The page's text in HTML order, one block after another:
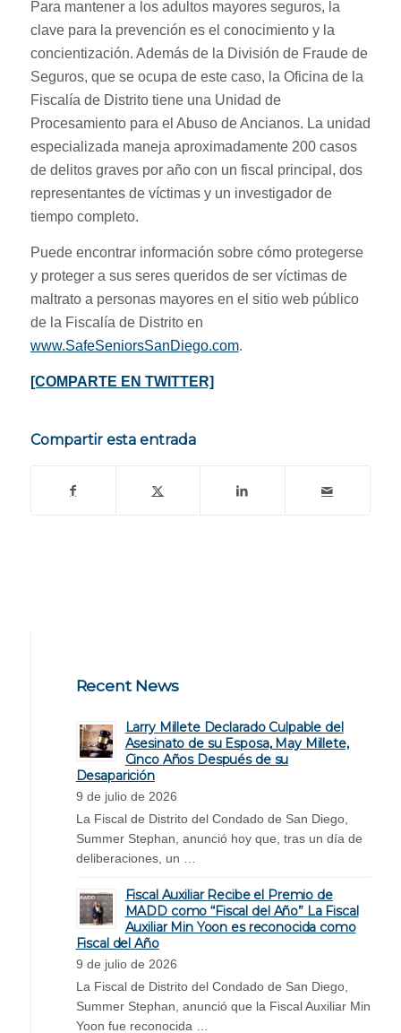
Para mantener a los adultos mayores seguros, la
clave para la prevención es el conocimiento y la
concientización. Además de la División de Fraude de
Seguros, que se ocupa de este caso, la Oficina de la
Fiscalía de Distrito tiene una Unidad de
Procesamiento para el Abuso de Ancianos. La unidad
especializada maneja aproximadamente 200 casos
de delitos graves por año con un fiscal principal, dos
representantes de víctimas y un investigador de
tiempo completo.
Puede encontrar información sobre cómo protegerse
y proteger a sus seres queridos de ser víctimas de
maltrato a personas mayores en el sitio web público
de la Fiscalía de Distrito en
www.SafeSeniorsSanDiego.com.
[COMPARTE EN TWITTER]
Compartir esta entrada
Recent News
Larry Millete Declarado Culpable del
Asesinato de su Esposa, May Millete,
Cinco Años Después de su
Desaparición
9 de julio de 2026
La Fiscal de Distrito del Condado de San Diego,
Summer Stephan, anunció hoy que, tras un día de
deliberaciones, un …
Fiscal Auxiliar Recibe el Premio de
MADD como “Fiscal del Año” La Fiscal
Auxiliar Min Yoon es reconocida como
Fiscal del Año
9 de julio de 2026
La Fiscal de Distrito del Condado de San Diego,
Summer Stephan, anunció que la Fiscal Auxiliar Min
Yoon fue reconocida …